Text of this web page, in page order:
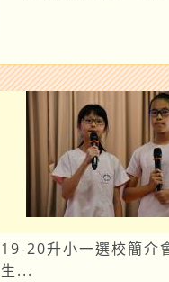
19-20升小一選校簡介
生...